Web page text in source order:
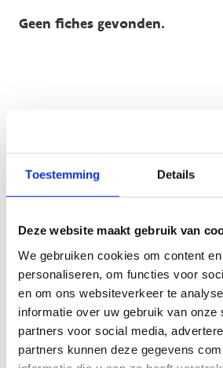
Toestemming Details
Deze website maakt gebruik van
We gebruiken cookies om content
personaliseren, om functies voor
en om ons websiteverkeer te
informatie over uw gebruik van onze
partners voor social media,
partners kunnen deze gegevens
Geen fiches gevonden.
Publicaties
Geen fiches gevonden.